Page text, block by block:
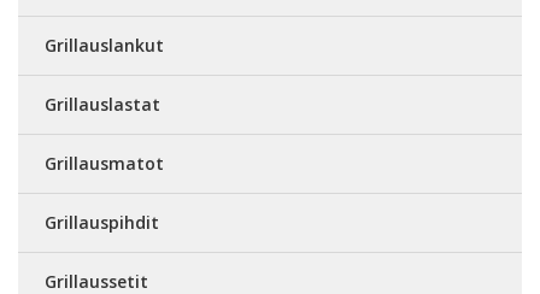
Grillauslankut
Grillauslastat
Grillausmatot
Grillauspihdit
Grillaussetit